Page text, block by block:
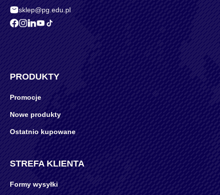
sklep@pg.edu.pl
PRODUKTY
Promocje
Nowe produkty
Ostatnio kupowane
STREFA KLIENTA
Formy wysyłki